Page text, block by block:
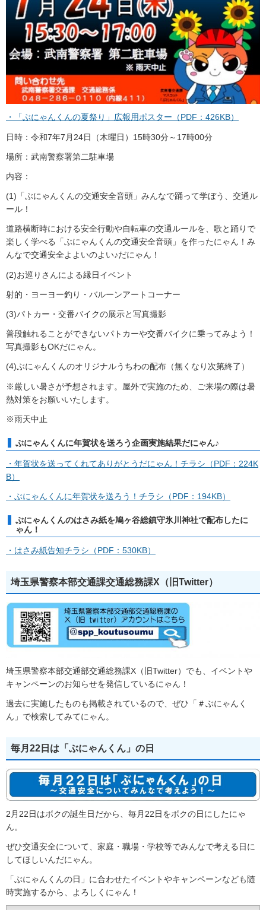
・「ぶにゃんくんの夏祭り」広報用ポスター（PDF：426KB）
日時：令和7年7月24日（木曜日）15時30分～17時00分
場所：武南警察署第二駐車場
内容：
(1)「ぶにゃんくんの交通安全音頭」みんなで踊って学ぼう、交通ル
ール！
道路横断時における安全行動や自転車の交通ルールを、歌と踊りで
楽しく学べる「ぶにゃんくんの交通安全音頭」を作ったにゃん！み
んなで交通安全よよいのよい♪だにゃん！
(2)お巡りさんによる縁日イベント
射的・ヨーヨー釣り・バルーンアートコーナー
(3)パトカー・交番バイクの展示と写真撮影
普段触れることができないパトカーや交番バイクに乗ってみよう！
写真撮影もOKだにゃん。
(4)ぶにゃんくんのオリジナルうちわの配布（無くなり次第終了）
※厳しい暑さが予想されます。屋外で実施のため、ご来場の際は暑
熱対策をお願いいたします。
※雨天中止
ぶにゃんくんに年賀状を送ろう企画実施結果だにゃん♪
・年賀状を送ってくれてありがとうだにゃん！チラシ（PDF：224K
B）
・ぶにゃんくんに年賀状を送ろう！チラシ（PDF：194KB）
ぶにゃんくんのはさみ紙を鳩ヶ谷総鎮守氷川神社で配布したに
ゃん！
・はさみ紙告知チラシ（PDF：530KB）
埼玉県警察本部交通課交通総務課X（旧Twitter）
埼玉県警察本部交通部交通総務課X（旧Twitter）でも、イベントや
キャンペーンのお知らせを発信しているにゃん！
過去に実施したものも掲載されているので、ぜひ「＃ぶにゃんく
ん」で検索してみてにゃん。
毎月22日は「ぶにゃんくん」の日
2月22日はボクの誕生日だから、毎月22日をボクの日にしたにゃ
ん。
ぜひ交通安全について、家庭・職場・学校等でみんなで考える日に
してほしいんだにゃん。
「ぶにゃんくんの日」に合わせたイベントやキャンペーンなども随
時実施するから、よろしくにゃん！